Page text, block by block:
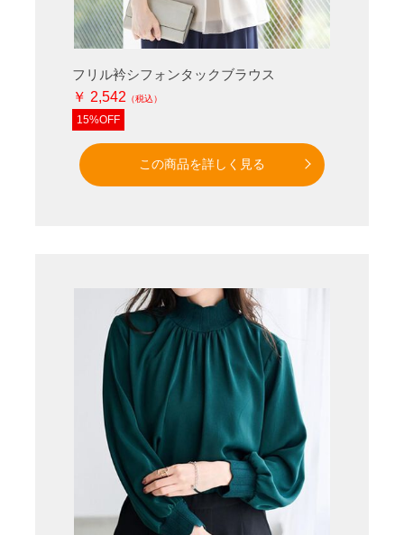
フリル衿シフォンタックブラウス
￥ 2,542
15%OFF
この商品を詳しく見る